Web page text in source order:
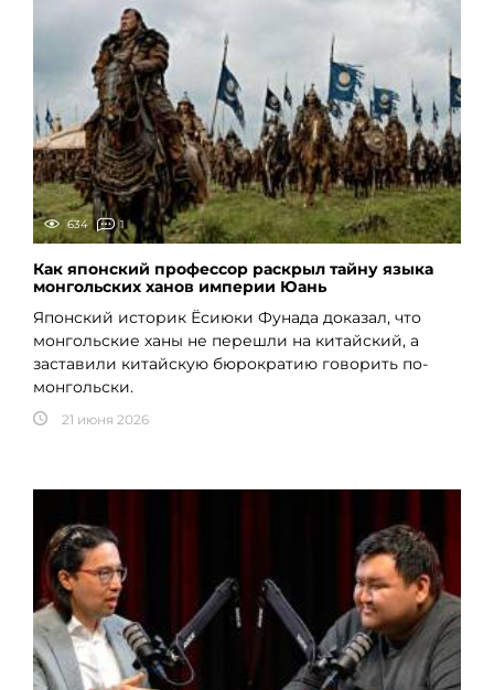
634 1
Как японский профессор раскрыл тайну языка
монгольских ханов империи Юань
Японский историк Ёсиюки Фунада доказал, что
монгольские ханы не перешли на китайский, а
заставили китайскую бюрократию говорить по-
монгольски.
21 июня 2026